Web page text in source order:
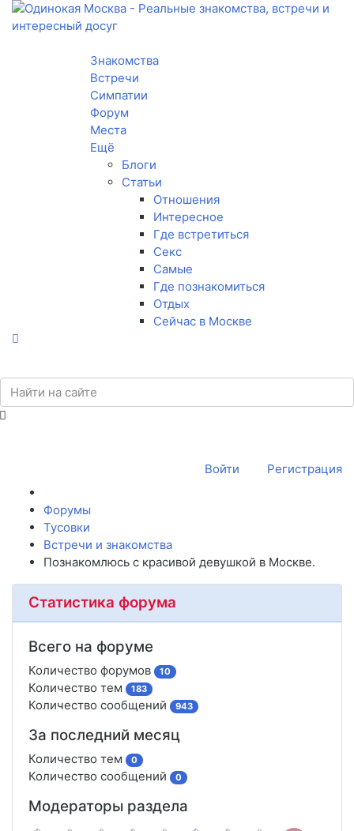
Toggle navigation
Знакомства
Встречи
Симпатии
Форум
Места
Ещё
Блоги
Статьи
Отношения
Интересное
Где встретиться
Секс
Самые
Где познакомиться
Отдых
Сейчас в Москве
Войти Регистрация
Форумы
Тусовки
Встречи и знакомства
Познакомлюсь с красивой девушкой в Москве.
Статистика форума
Всего на форуме
Количество форумов 10
Количество тем 183
Количество сообщений 943
За последний месяц
Количество тем 0
Количество сообщений 0
Модераторы раздела